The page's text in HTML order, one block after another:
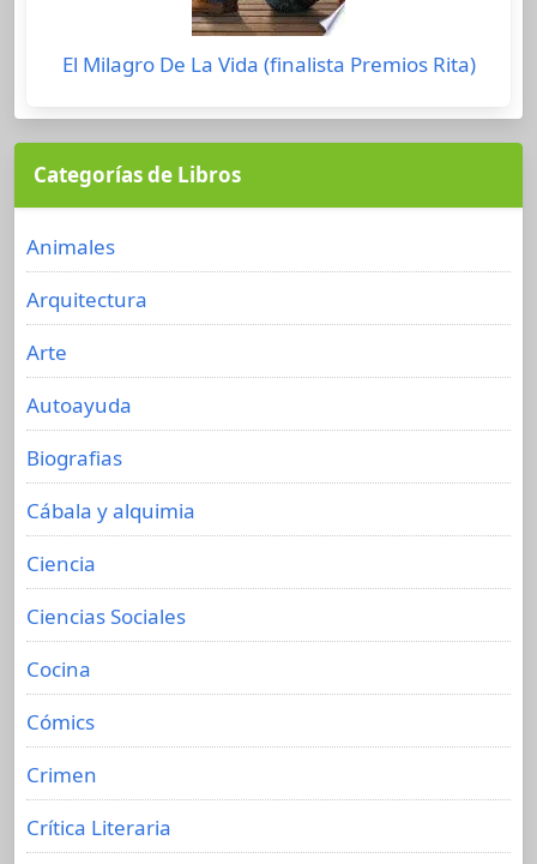
El Milagro De La Vida (finalista Premios Rita)
Categorías de Libros
Animales
Arquitectura
Arte
Autoayuda
Biografias
Cábala y alquimia
Ciencia
Ciencias Sociales
Cocina
Cómics
Crimen
Crítica Literaria